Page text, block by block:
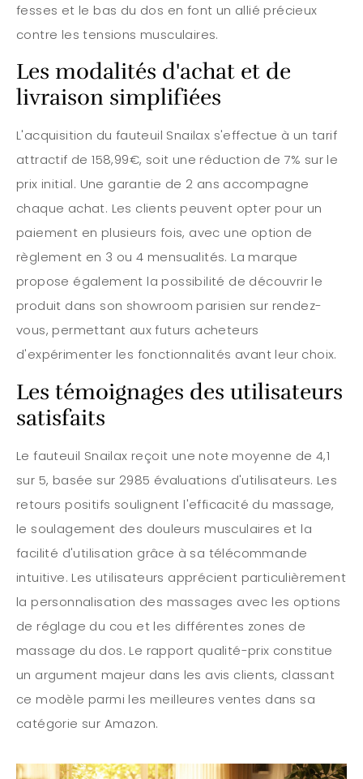
fesses et le bas du dos en font un allié précieux
contre les tensions musculaires.
Les modalités d'achat et de
livraison simplifiées
L'acquisition du fauteuil Snailax s'effectue à un tarif
attractif de 158,99€, soit une réduction de 7% sur le
prix initial. Une garantie de 2 ans accompagne
chaque achat. Les clients peuvent opter pour un
paiement en plusieurs fois, avec une option de
règlement en 3 ou 4 mensualités. La marque
propose également la possibilité de découvrir le
produit dans son showroom parisien sur rendez-
vous, permettant aux futurs acheteurs
d'expérimenter les fonctionnalités avant leur choix.
Les témoignages des utilisateurs
satisfaits
Le fauteuil Snailax reçoit une note moyenne de 4,1
sur 5, basée sur 2985 évaluations d'utilisateurs. Les
retours positifs soulignent l'efficacité du massage,
le soulagement des douleurs musculaires et la
facilité d'utilisation grâce à sa télécommande
intuitive. Les utilisateurs apprécient particulièrement
la personnalisation des massages avec les options
de réglage du cou et les différentes zones de
massage du dos. Le rapport qualité-prix constitue
un argument majeur dans les avis clients, classant
ce modèle parmi les meilleures ventes dans sa
catégorie sur Amazon.